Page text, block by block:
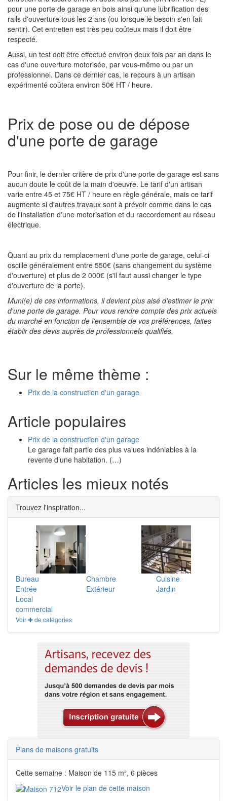
pour une porte de garage en bois ainsi qu'une lubrification des
rails d'ouverture tous les 2 ans (ou lorsque le besoin s'en fait
sentir). Cet entretien est très peu coûteux mais il doit être
respecté.
Aussi, un test doit être effectué environ deux fois par an dans le
cas d'une ouverture motorisée, par vous-même ou par un
professionnel. Dans ce dernier cas, le recours à un artisan
expérimenté coûtera environ 50€ HT / heure.
Prix de pose ou de dépose
d'une porte de garage
Pour finir, le dernier critère de prix d'une porte de garage est sans
aucun doute le coût de la main d'oeuvre. Le tarif d'un artisan
varie entre 45 et 75€ HT / heure en règle générale, mais ce tarif
augmente si d'autres travaux sont à prévoir comme dans le cas
de l'installation d'une motorisation et du raccordement au réseau
électrique.
Quant au prix du remplacement d'une porte de garage, celui-ci
oscille généralement entre 550€ (sans changement du système
d'ouverture) et plus de 2 000€ (s'il faut aussi changer le type
d'ouverture de la porte).
Muni(e) de ces informations, il devient plus aisé d'estimer le prix
d'une porte de garage. Pour vous rendre compte des prix actuels
du marché en fonction de l'ensemble de vos préférences, faites
établir des devis auprès de professionnels qualifiés.
Sur le même thème :
Prix de la construction d'un garage
Article populaires
Prix de la construction d'un garage
Le garage fait partie des plus values indéniables à la
revente d’une habitation. (…)
Articles les mieux notés
Trouvez l'inspiration...
Bureau Chambre
Cuisine
Entrée
Extérieur
Jardin
Local
commercial
Voir ✚ de catégories
Plans de maisons gratuits
Cette semaine : Maison de 115 m², 6 pièces
Voir le plan de cette maison